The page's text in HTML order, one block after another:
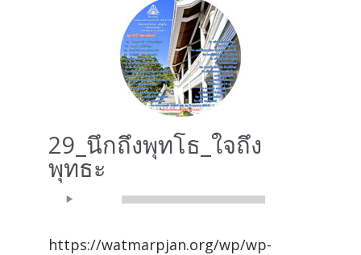
29_นึกถึงพุทโธ_ใจถึง
พุทธะ
Audio
https://watmarpjan.org/wp/wp-